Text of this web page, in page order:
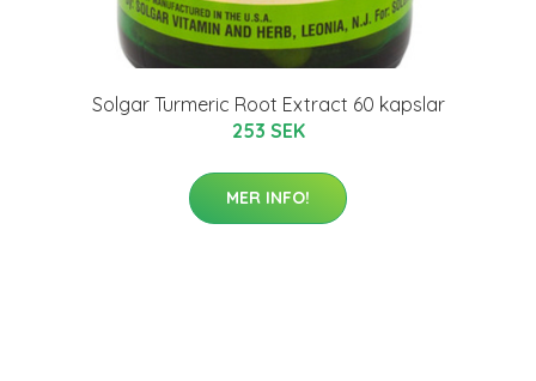
Solgar Turmeric Root Extract 60 kapslar
253 SEK
MER INFO!